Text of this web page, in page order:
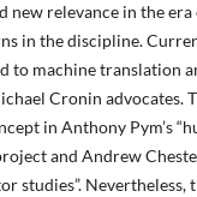
new relevance in the
in the discipline.
to machine translation
Cronin advocates.
in Anthony Pym’s
and Andrew
studies”. Nevertheless,